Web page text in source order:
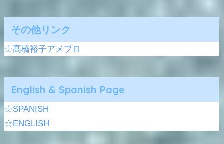
その他リンク
☆髙橋裕子アメブロ
English & Spanish Page
☆SPANISH
☆ENGLISH